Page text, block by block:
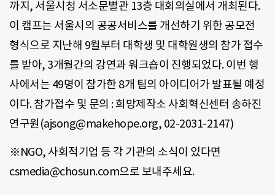
까지, 서울시청 서소문별관 13층 대회의실에서 개최된다.
이 캠프는 서울시의 공공서비스를 개선하기 위한 공모전
형식으로 지난해 9월부터 대학생 및 대학원생의 참가 접수
를 받아, 3개월간의 강연과 워크숍이 진행되었다. 이번 행
사에서는 49명이 참가한 8개 팀의 아이디어가 발표될 예정
이다. 참가접수 및 문의 : 희망제작소 사회혁신센터 송하진
연구원(ajsong@makehope.org, 02-2031-2147)
※NGO, 사회적기업 등 각 기관의 소식이 있다면
csmedia@chosun.com으로 보내주세요.